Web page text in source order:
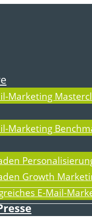
Marketing
Marketing
Growth
E-Mail-